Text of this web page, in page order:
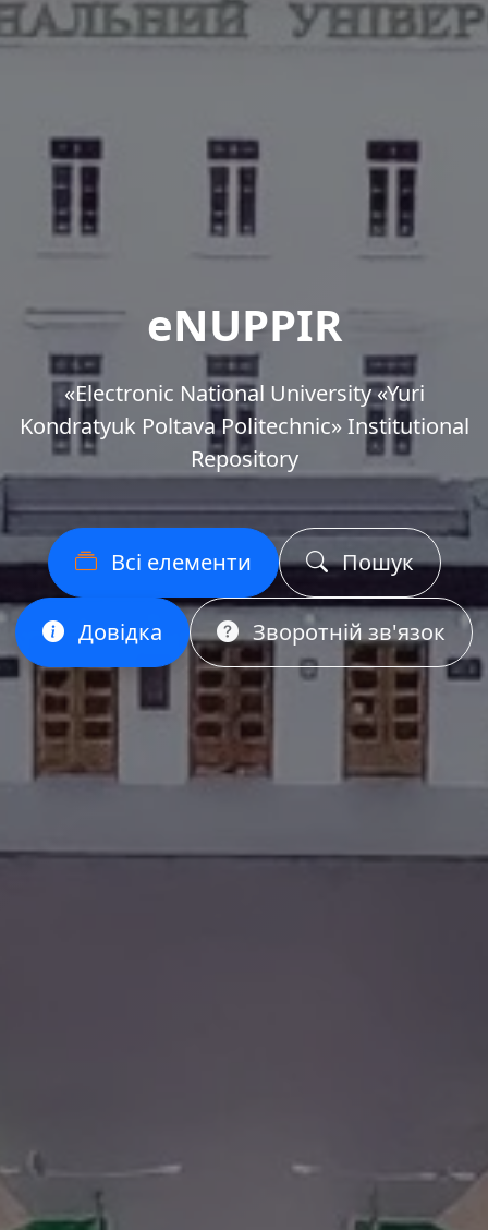
eNUPPIR
«Еlectronic National University «Yuri
Kondratyuk Poltava Politechnic» Institutional
Repository
Всі елементи Пошук
Довідка Зворотній зв'язок